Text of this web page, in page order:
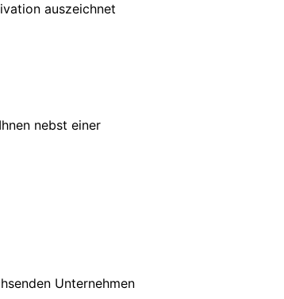
auszeichnet
nebst einer
Unternehmen